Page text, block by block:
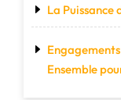
La Puissance
Ensemble